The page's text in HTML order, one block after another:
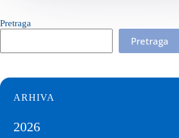
Pretraga
Pretraga
ARHIVA
2026